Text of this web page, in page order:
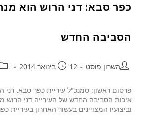
כפר סבא: דני הרוש הוא
הסביבה החדש
השרון פוסט 12 בינואר 2014
פרסום ראשון: סמנכ"ל עיריית כפר סבא, דני
איכות הסביבה החדש של העירייה דני הרוש
וביצועיו המצויינים בעשור האחרון בעיריית